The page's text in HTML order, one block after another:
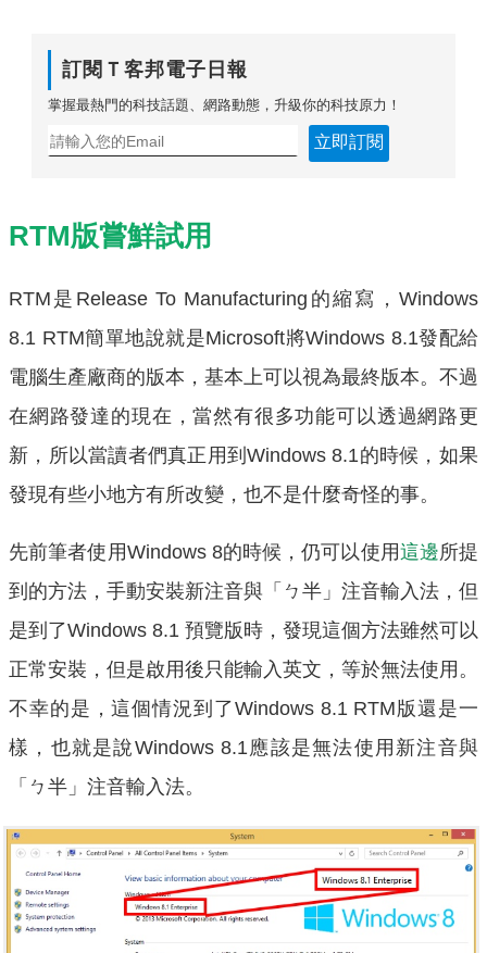
訂閱Ｔ客邦電子日報
掌握最熱門的科技話題、網路動態，升級你的科技原力！
立即訂閱
RTM版嘗鮮試用
RTM是Release To Manufacturing的縮寫，Windows
8.1 RTM簡單地說就是Microsoft將Windows 8.1發配給
電腦生產廠商的版本，基本上可以視為最終版本。不過
在網路發達的現在，當然有很多功能可以透過網路更
新，所以當讀者們真正用到Windows 8.1的時候，如果
發現有些小地方有所改變，也不是什麼奇怪的事。
先前筆者使用Windows 8的時候，仍可以使用這邊所提
到的方法，手動安裝新注音與「ㄅ半」注音輸入法，但
是到了Windows 8.1 預覽版時，發現這個方法雖然可以
正常安裝，但是啟用後只能輸入英文，等於無法使用。
不幸的是，這個情況到了Windows 8.1 RTM版還是一
樣，也就是說Windows 8.1應該是無法使用新注音與
「ㄅ半」注音輸入法。